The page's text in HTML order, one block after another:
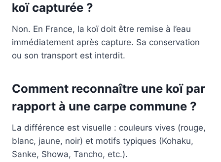
koï capturée ?
Non. En France, la koï doit être remise à l’eau
immédiatement après capture. Sa conservation
ou son transport est interdit.
Comment reconnaître une koï par
rapport à une carpe commune ?
La différence est visuelle : couleurs vives (rouge,
blanc, jaune, noir) et motifs typiques (Kohaku,
Sanke, Showa, Tancho, etc.).